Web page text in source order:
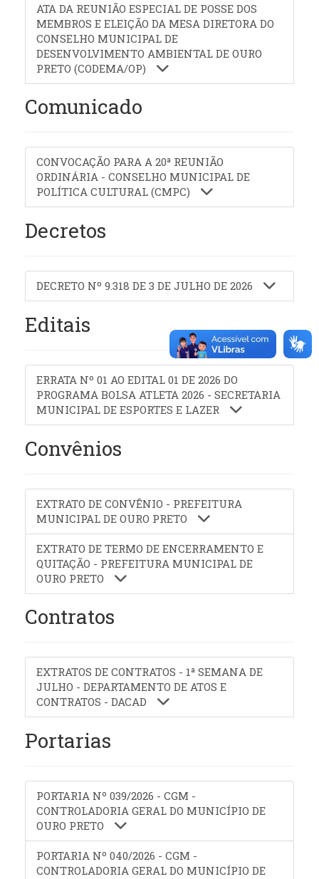
ATA DA REUNIÃO ESPECIAL DE POSSE DOS
MEMBROS E ELEIÇÃO DA MESA DIRETORA DO
CONSELHO MUNICIPAL DE
DESENVOLVIMENTO AMBIENTAL DE OURO
PRETO (CODEMA/OP)
Comunicado
CONVOCAÇÃO PARA A 20ª REUNIÃO
ORDINÁRIA - CONSELHO MUNICIPAL DE
POLÍTICA CULTURAL (CMPC)
Decretos
DECRETO Nº 9.318 DE 3 DE JULHO DE 2026
Editais
ERRATA Nº 01 AO EDITAL 01 DE 2026 DO
PROGRAMA BOLSA ATLETA 2026 - SECRETARIA
MUNICIPAL DE ESPORTES E LAZER
Convênios
EXTRATO DE CONVÊNIO - PREFEITURA
MUNICIPAL DE OURO PRETO
EXTRATO DE TERMO DE ENCERRAMENTO E
QUITAÇÃO - PREFEITURA MUNICIPAL DE
OURO PRETO
Contratos
EXTRATOS DE CONTRATOS - 1ª SEMANA DE
JULHO - DEPARTAMENTO DE ATOS E
CONTRATOS - DACAD
Portarias
PORTARIA Nº 039/2026 - CGM -
CONTROLADORIA GERAL DO MUNICÍPIO DE
OURO PRETO
PORTARIA Nº 040/2026 - CGM -
CONTROLADORIA GERAL DO MUNICÍPIO DE